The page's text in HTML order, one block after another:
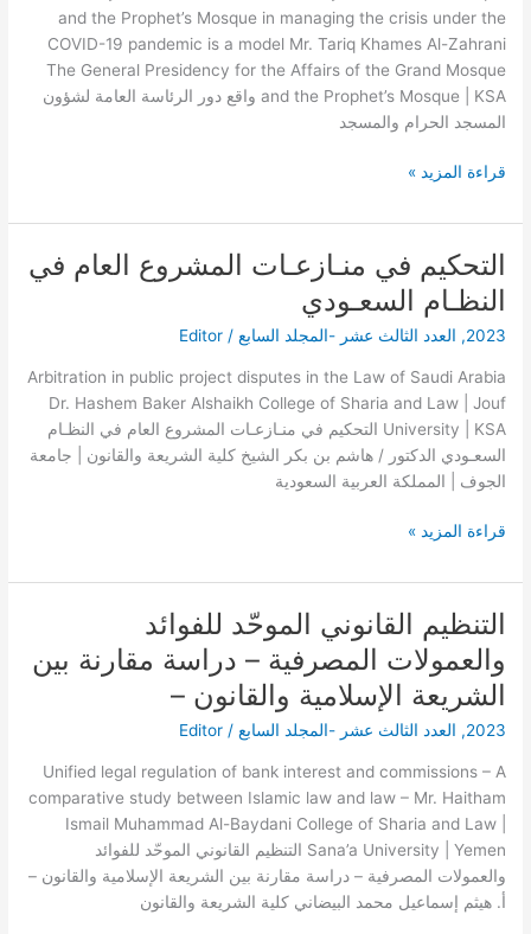
and the Prophet’s Mosque in managing the crisis under the
COVID-19 pandemic is a model Mr. Tariq Khames Al-Zahrani
The General Presidency for the Affairs of the Grand Mosque
and the Prophet’s Mosque | KSA واقع دور الرئاسة العامة لشؤون
المسجد الحرام والمسجد
والمسجد
النبوي
في
إدارة
الأزمة
ظل
كورونا
COVID
نموذجًا
قراءة المزيد »
التحكيم في منـازعـات المشروع العام في
النظـام السعـودي
2023
, العدد الثالث عشر -المجلد السابع /
Editor
Arbitration in public project disputes in the Law of Saudi Arabia
Dr. Hashem Baker Alshaikh College of Sharia and Law | Jouf
University | KSA التحكيم في منـازعـات المشروع العام في النظـام
السعـودي الدكتور / هاشم بن بكر الشيخ كلية الشريعة والقانون | جامعة
الجوف | المملكة العربية السعودية
التحكيم
في
منـازعـات
المشروع
النظـام
السعـودي
قراءة المزيد »
التنظيم القانوني الموحّد للفوائد
والعمولات المصرفية – دراسة مقارنة بين
الشريعة الإسلامية والقانون –
2023
, العدد الثالث عشر -المجلد السابع /
Editor
Unified legal regulation of bank interest and commissions – A
comparative study between Islamic law and law – Mr. Haitham
Ismail Muhammad Al-Baydani College of Sharia and Law |
Sana’a University | Yemen التنظيم القانوني الموحّد للفوائد
والعمولات المصرفية – دراسة مقارنة بين الشريعة الإسلامية والقانون –
أ. هيثم إسماعيل محمد البيضاني كلية الشريعة والقانون
التنظيم
القانوني
الموحّد
للفوائد
والعمولات
–
دراسة
مقارنة
بين
الشريعة
الإسلامية